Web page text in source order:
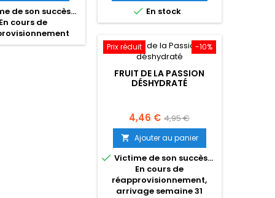
de son succès...
En cours de
 En stock
-10%
Prix réduit
FRUIT DE LA PASSION
DÉSHYDRATÉ
Prix
4,46 € Prix
de
base
4,95 €
 Ajouter au panier
 Victime de son succès...
En cours de
réapprovisionnement,
arrivage semaine 31